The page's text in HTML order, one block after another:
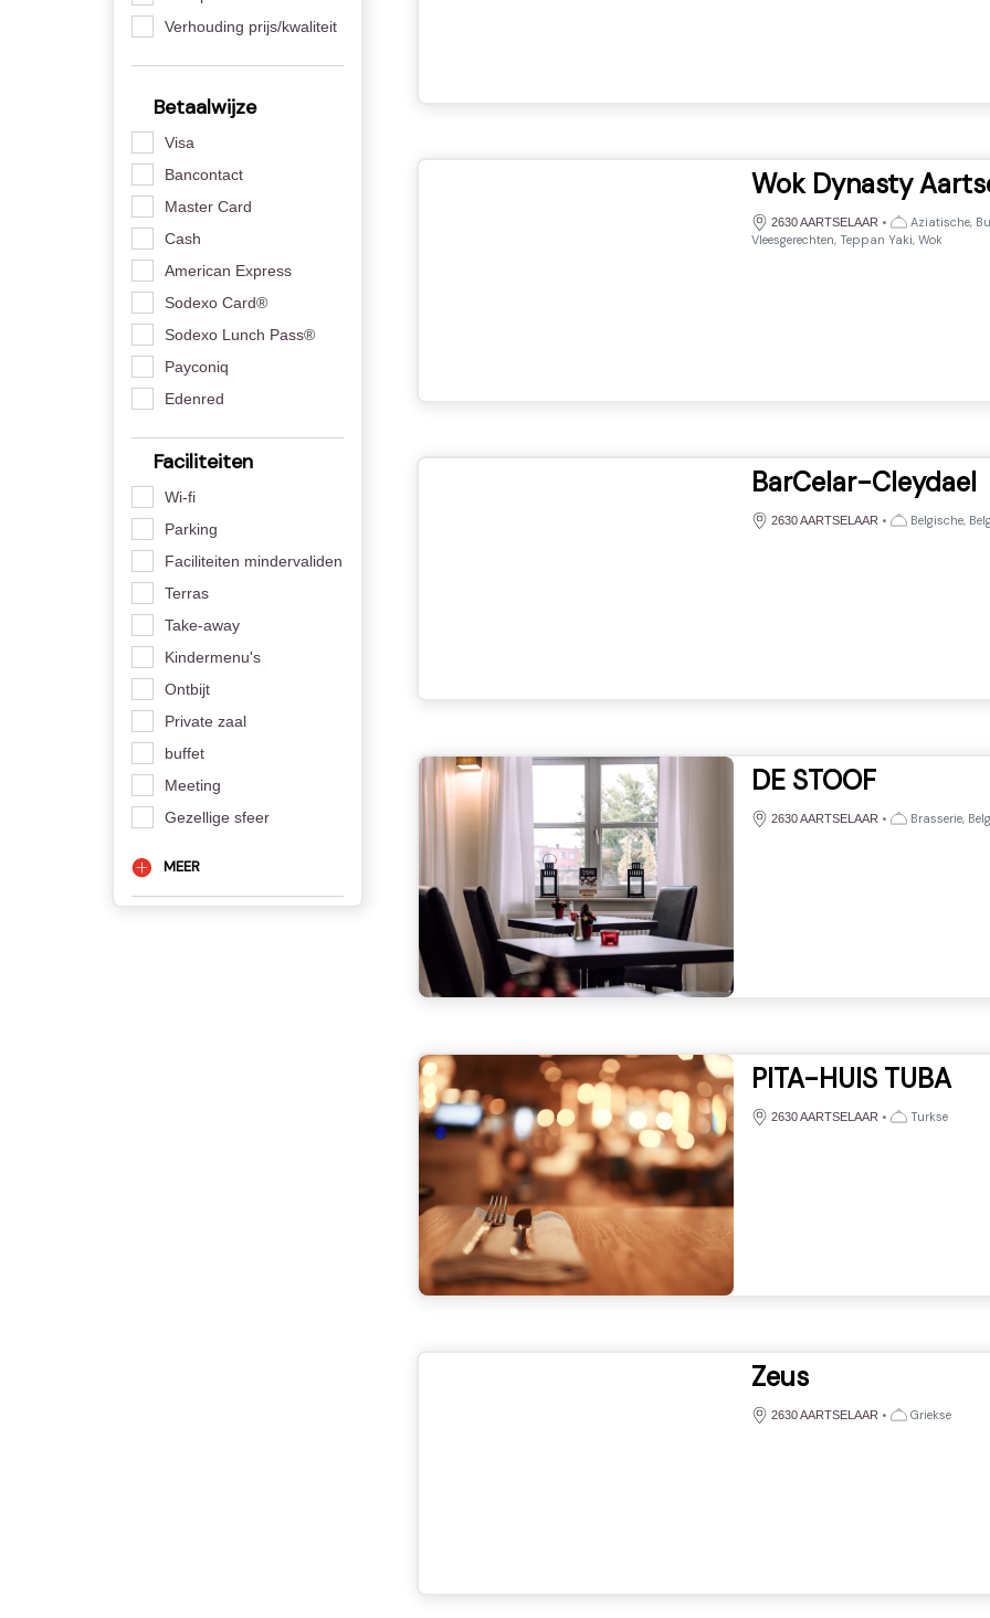
Verhouding prijs/kwaliteit
Betaalwijze
Visa
Bancontact
Master Card
Cash
American Express
Sodexo Card®
Sodexo Lunch Pass®
Payconiq
Edenred
Faciliteiten
Wi-fi
Parking
Faciliteiten mindervaliden
Terras
Take-away
Kindermenu's
Ontbijt
Private zaal
buffet
Meeting
Gezellige sfeer
MEER
Wok Dynasty
2630 AARTSELAAR •
Aziatische,
Vleesgerechten, Teppan Yaki, Wok
BarCelar-Cleydael
2630 AARTSELAAR • Belgische,
DE STOOF
2630 AARTSELAAR • Brasserie,
PITA-HUIS TUBA
2630 AARTSELAAR • Turkse
Zeus
2630 AARTSELAAR • Griekse